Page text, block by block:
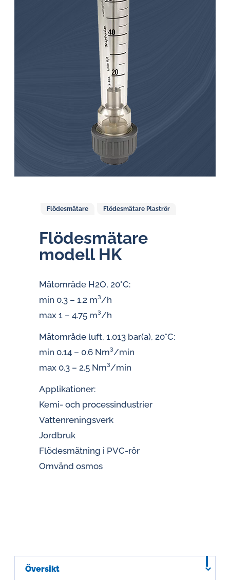
Flödesmätare Flödesmätare Plaströr
Flö­des­mä­ta­re
modell HK
Mätområde H2O, 20°C:
min 0.3 – 1.2 m³/h
max 1 – 4.75 m³/h
Mätområde luft, 1.013 bar(a), 20°C:
min 0.14 – 0.6 Nm³/min
max 0.3 – 2.5 Nm³/min
Applikationer:
Kemi- och processindustrier
Vattenreningsverk
Jordbruk
Flödesmätning i PVC-rör
Omvänd osmos
Översikt